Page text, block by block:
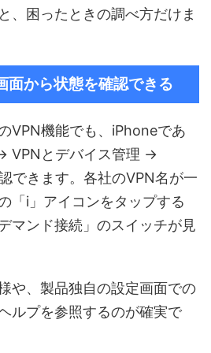
、困ったときの調べ方だけま
面から状態を確認できる
VPN機能でも、iPhoneであ
VPNとデバイス管理 →
できます。各社のVPN名が一
「i」アイコンをタップする
マンド接続」のスイッチが見
や、製品独自の設定画面での
ルプを参照するのが確実で